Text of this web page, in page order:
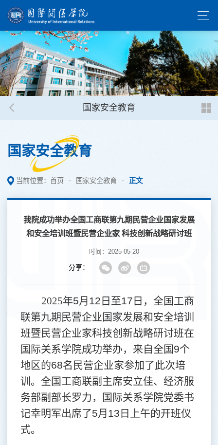
国家安全教育
国家安全教育
当前位置： 首页 国家安全教育 正文
我院成功举办全国工商联第九期民营企业国家发展
和安全培训班暨民营企业家 科技创新战略研讨班
时间：2025-05-20
分享：
2025年5月 12 日至17 日，全国工商
联第九期民营企业国家发展和安全培训
班暨民营企业家科技创新战略研讨班在
国际关系学院成功举办，来自全国9个
地区的68名民营企业家参加了此次培
训。全国工商联副主席安立佳、经济服
务部副部长罗力，国际关系学院党委书
记幸明军出席了5月 13 日上午的开班仪
式。